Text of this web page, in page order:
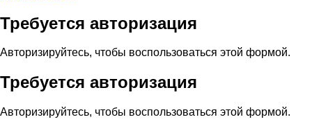
Требуется авторизация
Авторизируйтесь, чтобы воспользоваться этой формой.
Требуется авторизация
Авторизируйтесь, чтобы воспользоваться этой формой.